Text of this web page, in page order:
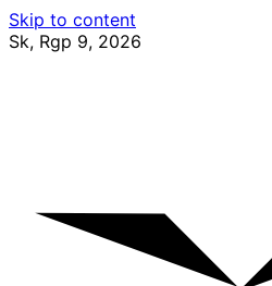
Skip to content
Sk, Rgp 9, 2026